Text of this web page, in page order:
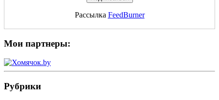
Рассылка FeedBurner
Мои партнеры:
Рубрики